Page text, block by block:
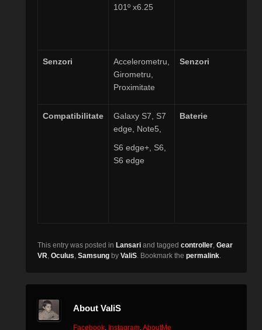
101º x6.25
Senzori
Accelerometru,
Girometru,
Proximitate
Senzori
Compatibilitate
Galaxy S7, S7
edge, Note5,
S6 edge+, S6,
S6 edge
Baterie
This entry was posted in Lansari and tagged controller Gear
VR Oculus Samsung by ValiS . Bookmark the permalink
About ValiS
Facebook, Instagram, AboutMe